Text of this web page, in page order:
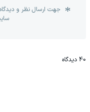
جهت ارسال نظر و
40 دیدگاه